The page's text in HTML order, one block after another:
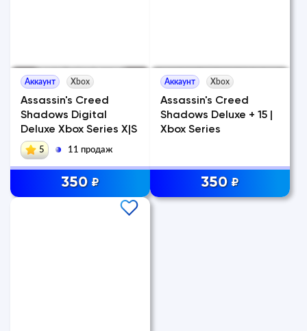
Аккаунт Xbox
Assassin's Creed
Shadows Digital
Deluxe Xbox Series X|S
5 11 продаж
350 ₽
Аккаунт Xbox
Assassin's Creed
Shadows Deluxe + 15 |
Xbox Series
350 ₽